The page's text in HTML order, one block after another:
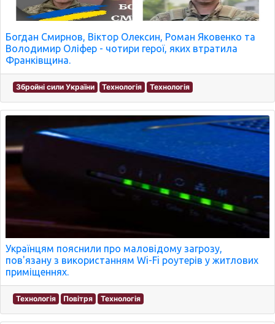
Богдан Смирнов, Віктор Олексин, Роман Яковенко та
Володимир Оліфер - чотири герої, яких втратила
Франківщина.
Збройні сили України Технологія Технологія
Українцям пояснили про маловідому загрозу,
пов'язану з використанням Wi-Fi роутерів у житлових
приміщеннях.
Технологія Повітря Технологія